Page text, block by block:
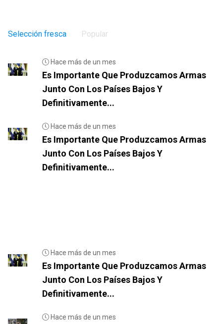
Selección fresca Popular
Hace más de un mes
Es Importante Que Produzcamos Armas
Junto Con Los Países Bajos Y
Definitivamente...
Hace más de un mes
Es Importante Que Produzcamos Armas
Junto Con Los Países Bajos Y
Definitivamente...
Hace más de un mes
Es Importante Que Produzcamos Armas
Junto Con Los Países Bajos Y
Definitivamente...
Hace más de un mes